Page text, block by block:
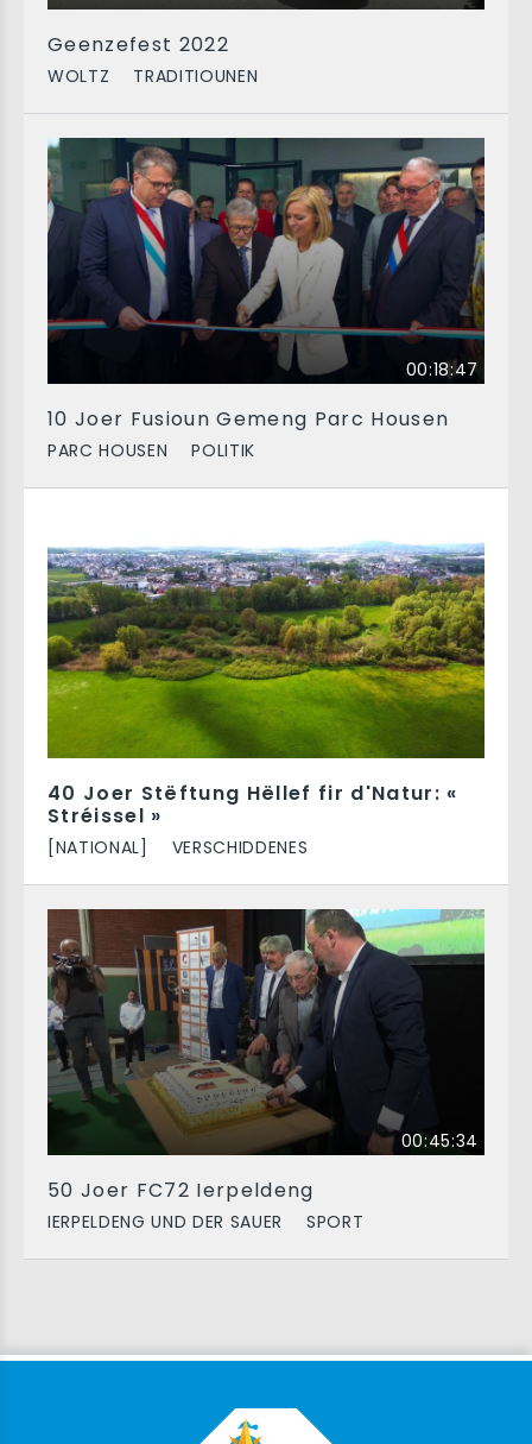
Geenzefest 2022
WOLTZ TRADITIOUNEN
00:18:47
10 Joer Fusioun Gemeng Parc Housen
PARC HOUSEN POLITIK
40 Joer Stëftung Hëllef fir d'Natur: «
Stréissel »
[NATIONAL] VERSCHIDDENES
00:45:34
50 Joer FC72 Ierpeldeng
IERPELDENG UND DER SAUER SPORT